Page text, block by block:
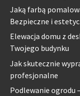
Jaką farbą
Bezpieczne i
Elewacja domu z
Twojego budynku
Jak skutecznie
profesjonalne
Podlewanie ogrodu